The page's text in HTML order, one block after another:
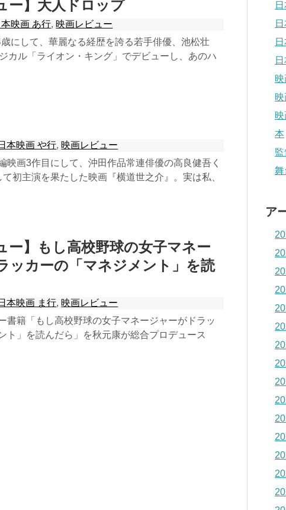
ー】大人ドロップ
本映画 あ行, 映画レビュー
にして、華麗なる経歴を誇る若手俳優、池松壮
カル「ライオン・キング」でデビューし、あのハ
本映画 や行, 映画レビュー
映画3作目にして、沖田作品常連俳優の高良健吾く
初主演を果たした映画『横道世之介』。実は私、
ー】もし高校野球の女子マネー
ッカーの「マネジメント」を読
本映画 ま行, 映画レビュー
書籍「もし高校野球の女子マネージャーがドラッ
ト」を読んだら」を秋元康が総合プロデュース
本
舞
ア